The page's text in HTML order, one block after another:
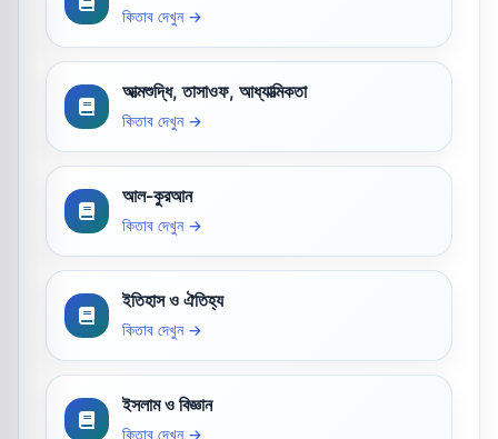
কিতাব দেখুন →
আত্মশুদ্ধি, তাসাওফ, আধ্যাত্মিকতা
কিতাব দেখুন →
আল-কুরআন
কিতাব দেখুন →
ইতিহাস ও ঐতিহ্য
কিতাব দেখুন →
ইসলাম ও বিজ্ঞান
কিতাব দেখুন →